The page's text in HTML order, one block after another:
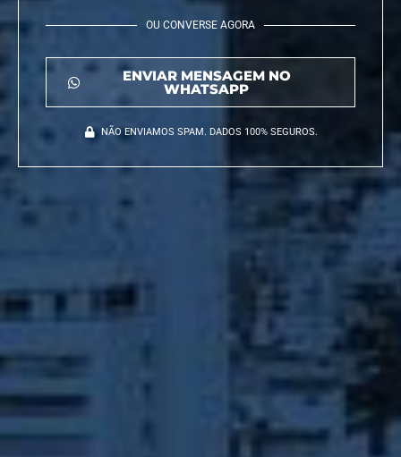
OU CONVERSE AGORA
ENVIAR MENSAGEM NO
WHATSAPP
NÃO ENVIAMOS SPAM. DADOS 100% SEGUROS.